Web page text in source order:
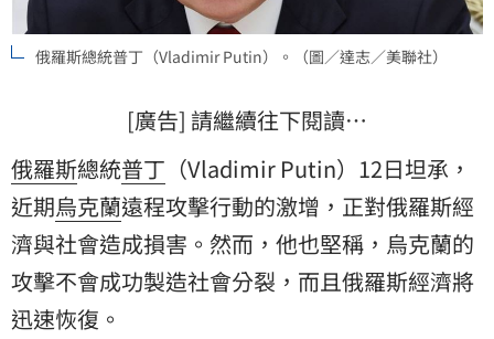
俄羅斯總統普丁（Vladimir Putin）。（圖／達志／美聯社）
[廣告] 請繼續往下閱讀…
俄羅斯總統普丁 （Vladimir Putin）12日坦承，
近期烏克蘭遠程攻擊行動的激增，正對俄羅斯經
濟與社會造成損害。然而，他也堅稱，烏克蘭的
攻擊不會成功製造社會分裂，而且俄羅斯經濟將
迅速恢復。